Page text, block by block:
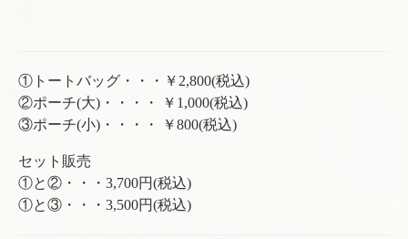
①トートバッグ・・・￥2,800(税込)
②ポーチ(大)・・・・ ￥1,000(税込)
③ポーチ(小)・・・・ ￥800(税込)
セット販売
①と②・・・3,700円(税込)
①と③・・・3,500円(税込)